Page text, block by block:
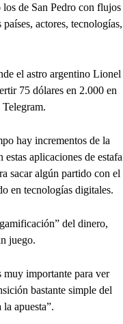
de San Pedro con flujos
actores, tecnologías,
el astro argentino Lionel
75 dólares en 2.000 en
hay incrementos de la
aplicaciones de estafa
sacar algún partido con el
en tecnologías digitales.
del dinero,
juego.
muy importante para ver
bastante simple del
apuesta”.